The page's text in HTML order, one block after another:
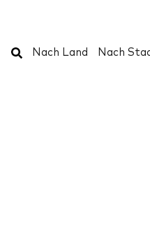
Suchen
Nach Land Nach